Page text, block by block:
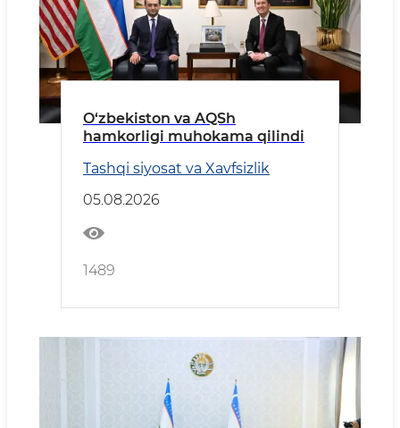
O‘zbekiston va AQSh
hamkorligi muhokama qilindi
Tashqi siyosat va Xavfsizlik
05.08.2026
1489